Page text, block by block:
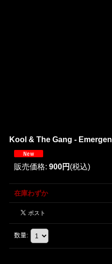
Kool & The Gang -
販売価格: 900円 (税込)
在庫わずか
数量: